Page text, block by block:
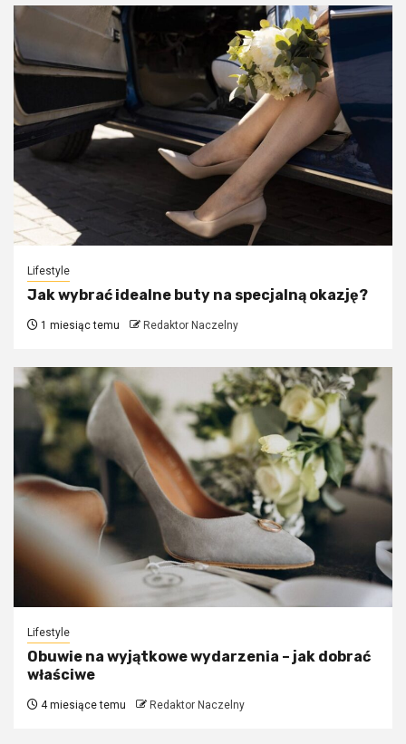
Lifestyle
Jak wybrać idealne buty na specjalną okazję?
1 miesiąc temu Redaktor Naczelny
Lifestyle
Obuwie na wyjątkowe wydarzenia – jak dobrać
właściwe
4 miesiące temu Redaktor Naczelny